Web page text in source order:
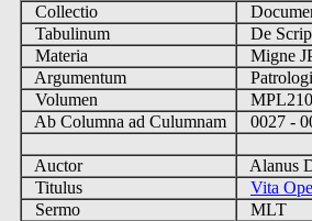
Collectio
Tabulinum
De
Materia
Migne
Argumentum
Volumen
Ab Columna ad Culumnam
0027 -
Auctor
Alanus
Titulus
Vita
Sermo
MLT